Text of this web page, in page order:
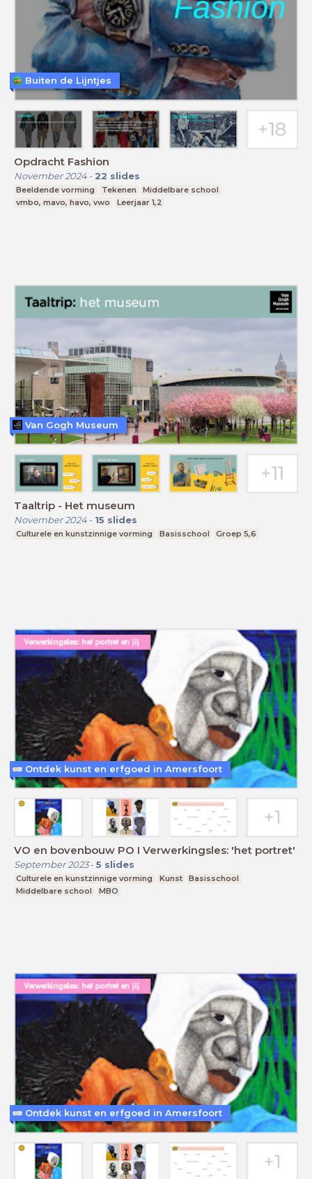
Opdracht Fashion
November 2024- 22 slides
Beeldende vorming Tekenen
Middelbare school
vmbo, mavo, havo, vwo
Leerjaar 1,2
Buiten de Lijntjes
Taaltrip - Het museum
November 2024- 15 slides
Culturele en kunstzinnige vorming Basisschool Groep 5,6
Van Gogh Museum
VO en bovenbouw PO I Verwerkingsles: 'het portret'
September 2023- 5 slides
Culturele en kunstzinnige vorming Kunst
Basisschool
Middelbare school
MBO
Ontdek kunst en erfgoed in Amersfoort
Ontdek kunst en erfgoed in Amersfoort